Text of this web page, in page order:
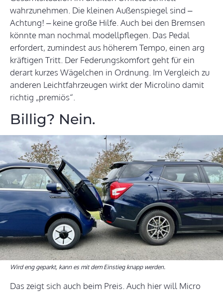
wahrzunehmen. Die kleinen Außenspiegel sind –
Achtung! – keine große Hilfe. Auch bei den Bremsen
könnte man nochmal modellpflegen. Das Pedal
erfordert, zumindest aus höherem Tempo, einen arg
kräftigen Tritt. Der Federungskomfort geht für ein
derart kurzes Wägelchen in Ordnung. Im Vergleich zu
anderen Leichtfahrzeugen wirkt der Microlino damit
richtig „premiös“.
Billig? Nein.
Wird eng geparkt, kann es mit dem Einstieg knapp werden.
Das zeigt sich auch beim Preis. Auch hier will Micro